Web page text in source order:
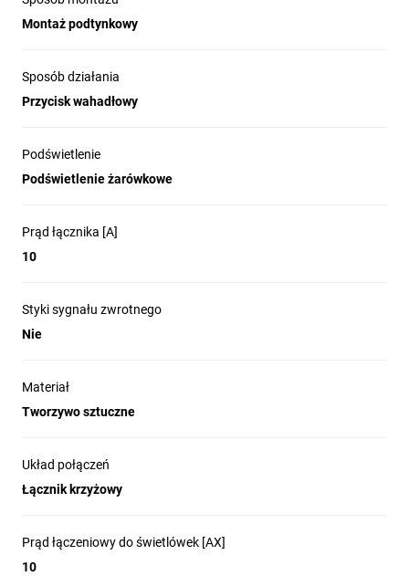
Montaż podtynkowy
Sposób działania
Przycisk wahadłowy
Podświetlenie
Podświetlenie żarówkowe
Prąd łącznika [A]
10
Styki sygnału zwrotnego
Nie
Materiał
Tworzywo sztuczne
Układ połączeń
Łącznik krzyżowy
Prąd łączeniowy do świetlówek [AX]
10